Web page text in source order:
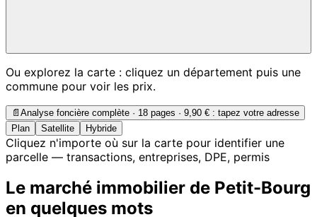
Ou explorez la carte : cliquez un département puis une
commune pour voir les prix.
📄 Analyse foncière complète · 18 pages · 9,90 € : tapez votre adresse
Plan
Satellite Hybride
Cliquez n'importe où sur la carte pour identifier une
parcelle — transactions, entreprises, DPE, permis
Le marché immobilier de Petit-Bourg
en quelques mots